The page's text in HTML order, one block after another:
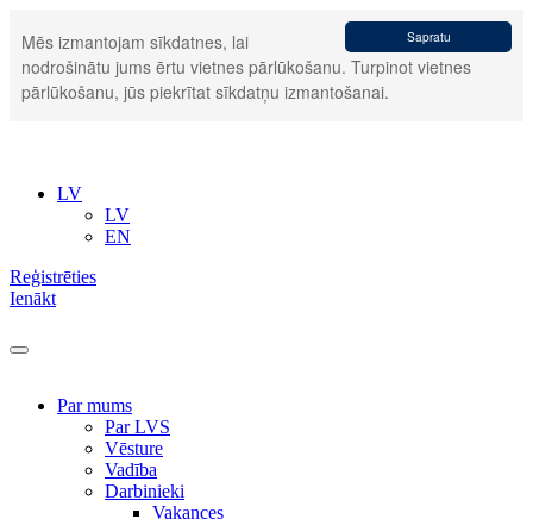
Sapratu
Mēs izmantojam sīkdatnes, lai
nodrošinātu jums ērtu vietnes pārlūkošanu. Turpinot vietnes
pārlūkošanu, jūs piekrītat sīkdatņu izmantošanai.
LV
LV
EN
Reģistrēties
Ienākt
Par mums
Par LVS
Vēsture
Vadība
Darbinieki
Vakances